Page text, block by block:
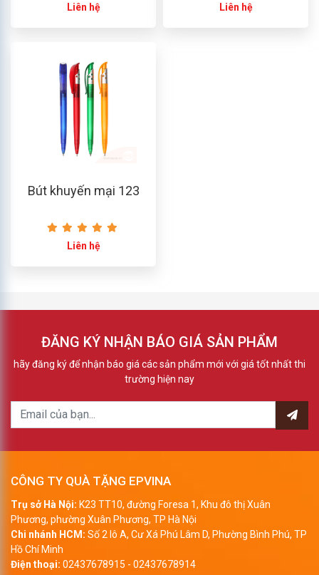
Liên hệ Liên hệ
Bút khuyến mại 123
Liên hệ
ĐĂNG KÝ NHẬN BÁO GIÁ SẢN PHẨM
hãy đăng ký để nhận báo giá các sản phẩm mới với giá tốt nhất thi
trường hiện nay
CÔNG TY QUÀ TẶNG EPVINA
Trụ sở Hà Nội: K23 TT10, đường Foresa 1, Khu đô thị Xuân
Phương, phường Xuân Phương, TP Hà Nội
Chi nhánh HCM: Số 2 lô A, Cư Xá Phú Lâm D, Phường Bình Phú, TP
Hồ Chí Minh
Điện thoại: 02437678915 - 02437678914